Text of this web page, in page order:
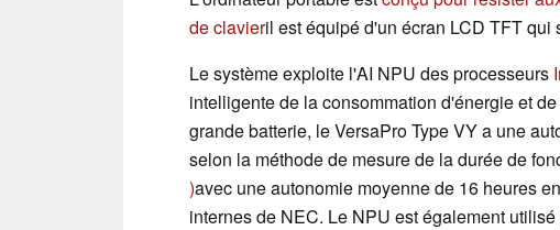
de clavieril est équipé d'un écran LCD TFT qui
Le système exploite l'AI NPU des processeurs
intelligente de la consommation d'énergie et
grande batterie, le VersaPro Type VY a une
selon la méthode de mesure de la durée de
)avec une autonomie moyenne de 16 heures
internes de NEC. Le NPU est également